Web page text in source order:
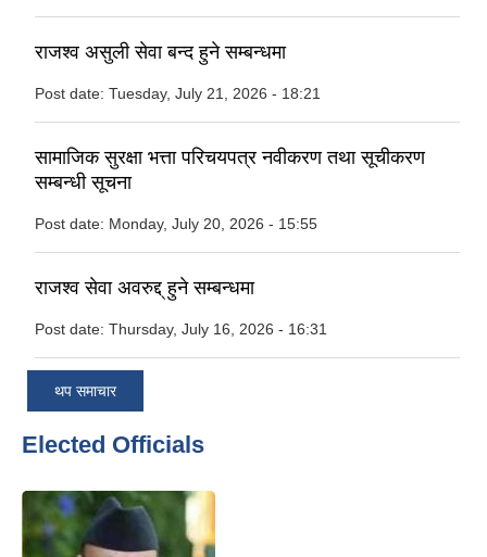
राजश्व असुली सेवा बन्द हुने सम्बन्धमा
Post date: Tuesday, July 21, 2026 - 18:21
सामाजिक सुरक्षा भत्ता परिचयपत्र नवीकरण तथा सूचीकरण
सम्बन्धी सूचना
Post date: Monday, July 20, 2026 - 15:55
राजश्व सेवा अवरुद्द् हुने सम्बन्धमा
Post date: Thursday, July 16, 2026 - 16:31
थप समाचार
Elected Officials